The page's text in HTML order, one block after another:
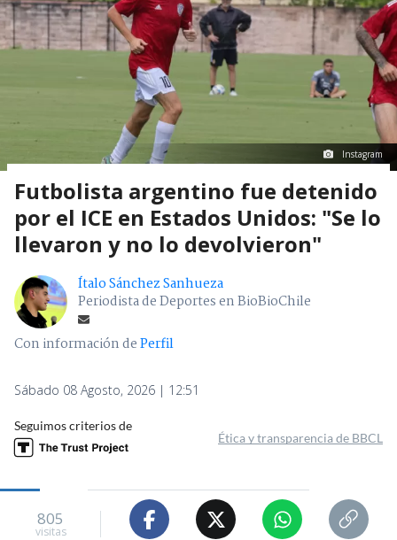
Instagram
Futbolista argentino fue detenido
por el ICE en Estados Unidos: "Se lo
llevaron y no lo devolvieron"
Ítalo Sánchez Sanhueza
Periodista de Deportes en BioBioChile
Con información dePerfil
Sábado 08 Agosto, 2026 | 12:51
Seguimos criterios de
Ética y transparencia de BBCL
805
visitas